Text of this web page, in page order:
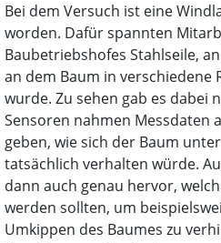
Bei dem Versuch ist eine
worden. Dafür spannten
Baubetriebshofes Stahlseile,
an dem Baum in verschiedene
wurde. Zu sehen gab es dabei
Sensoren nahmen Messdaten
geben, wie sich der Baum
tatsächlich verhalten würde.
dann auch genau hervor,
werden sollten, um
Umkippen des Baumes zu